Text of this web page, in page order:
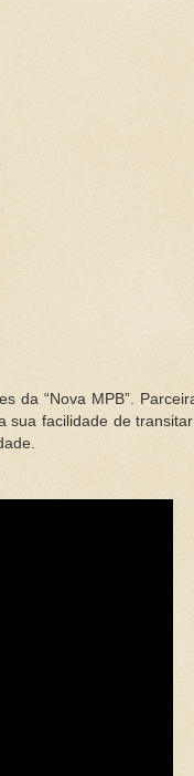
da “Nova MPB”.
sua facilidade de